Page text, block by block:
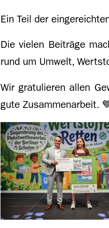
Ein Teil der
Die vielen Beiträge
rund um Umwelt,
Wir gratulieren allen
gute Zusammenarbeit.